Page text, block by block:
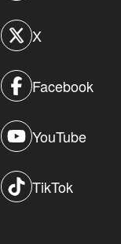
X
Facebook
YouTube
TikTok